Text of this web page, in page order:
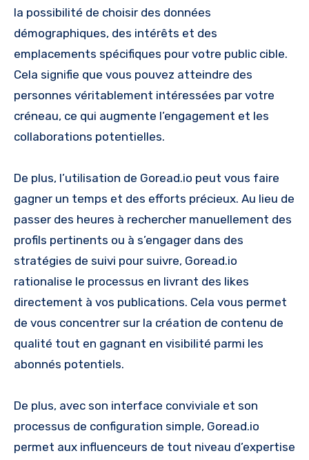
la possibilité de choisir des données
démographiques, des intérêts et des
emplacements spécifiques pour votre public cible.
Cela signifie que vous pouvez atteindre des
personnes véritablement intéressées par votre
créneau, ce qui augmente l’engagement et les
collaborations potentielles.
De plus, l’utilisation de Goread.io peut vous faire
gagner un temps et des efforts précieux. Au lieu de
passer des heures à rechercher manuellement des
profils pertinents ou à s’engager dans des
stratégies de suivi pour suivre, Goread.io
rationalise le processus en livrant des likes
directement à vos publications. Cela vous permet
de vous concentrer sur la création de contenu de
qualité tout en gagnant en visibilité parmi les
abonnés potentiels.
De plus, avec son interface conviviale et son
processus de configuration simple, Goread.io
permet aux influenceurs de tout niveau d’expertise